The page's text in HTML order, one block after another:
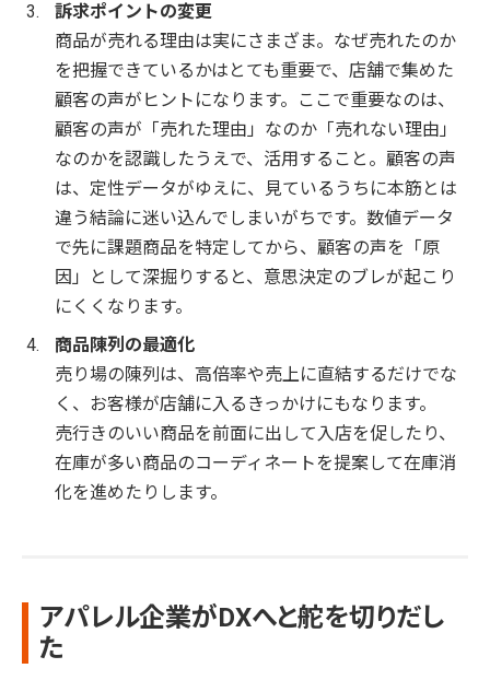
訴求ポイントの変更
商品が売れる理由は実にさまざま。なぜ売れたのか
を把握できているかはとても重要で、店舗で集めた
顧客の声がヒントになります。ここで重要なのは、
顧客の声が「売れた理由」なのか「売れない理由」
なのかを認識したうえで、活用すること。顧客の声
は、定性データがゆえに、見ているうちに本筋とは
違う結論に迷い込んでしまいがちです。数値データ
で先に課題商品を特定してから、顧客の声を「原
因」として深掘りすると、意思決定のブレが起こり
にくくなります。
商品陳列の最適化
売り場の陳列は、高倍率や売上に直結するだけでな
く、お客様が店舗に入るきっかけにもなります。
売行きのいい商品を前面に出して入店を促したり、
在庫が多い商品のコーディネートを提案して在庫消
化を進めたりします。
アパレル企業がDXへと舵を切りだし
た